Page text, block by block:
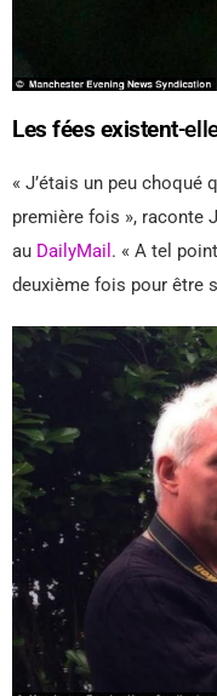
Les fées existent-
« J’étais un peu choqué
première fois », raconte
au DailyMail . « A tel
deuxième fois pour être